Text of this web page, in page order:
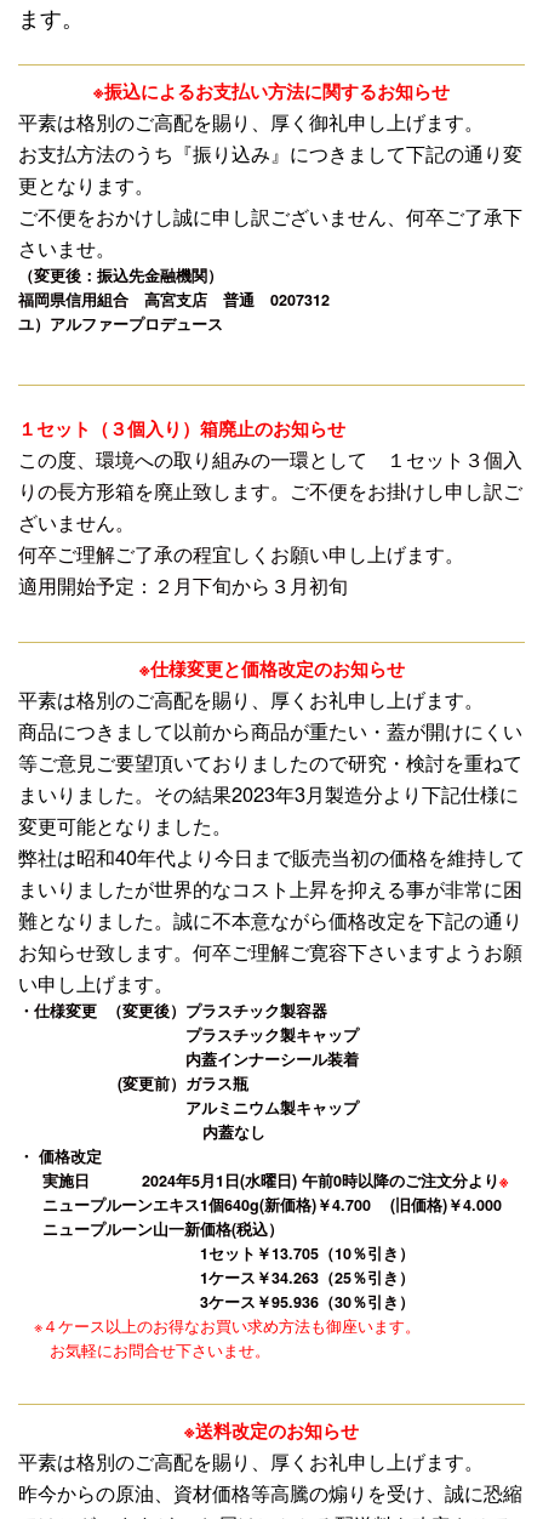
ます。
※振込によるお支払い方法に関するお知らせ
平素は格別のご高配を賜り、厚く御礼申し上げます。
お支払方法のうち『振り込み』につきまして下記の通り変
更となります。
ご不便をおかけし誠に申し訳ございません、何卒ご了承下
さいませ。
（変更後：振込先金融機関）
福岡県信用組合 高宮支店 普通 0207312
ユ）アルファープロデュース
１セット（３個入り）箱廃止のお知らせ
この度、環境への取り組みの一環として １セット３個入
りの長方形箱を廃止致します。ご不便をお掛けし申し訳ご
ざいません。
何卒ご理解ご了承の程宜しくお願い申し上げます。
適用開始予定：２月下旬から３月初旬
※仕様変更と価格改定のお知らせ
平素は格別のご高配を賜り、厚くお礼申し上げます。
商品につきまして以前から商品が重たい・蓋が開けにくい
等ご意見ご要望頂いておりましたので研究・検討を重ねて
まいりました。その結果2023年3月製造分より下記仕様に
変更可能となりました。
弊社は昭和40年代より今日まで販売当初の価格を維持して
まいりましたが世界的なコスト上昇を抑える事が非常に困
難となりました。誠に不本意ながら価格改定を下記の通り
お知らせ致します。何卒ご理解ご寛容下さいますようお願
い申し上げます。
・仕様変更 （変更後）プラスチック製容器
プラスチック製キャップ
内蓋インナーシール装着
(変更前）ガラス瓶
アルミニウム製キャップ
内蓋なし
・ 価格改定
実施日 2024年5月1日(水曜日) 午前0時以降のご注文分より※
ニュープルーンエキス1個640g(新価格)￥4.700 (旧価格)￥4.000
ニュープルーン山一新価格(税込）
1セット￥13.705（10％引き）
1ケース￥34.263（25％引き）
3ケース￥95.936（30％引き）
※４ケース以上のお得なお買い求め方法も御座います。
お気軽にお問合せ下さいませ。
※送料改定のお知らせ
平素は格別のご高配を賜り、厚くお礼申し上げます。
昨今からの原油、資材価格等高騰の煽りを受け、誠に恐縮